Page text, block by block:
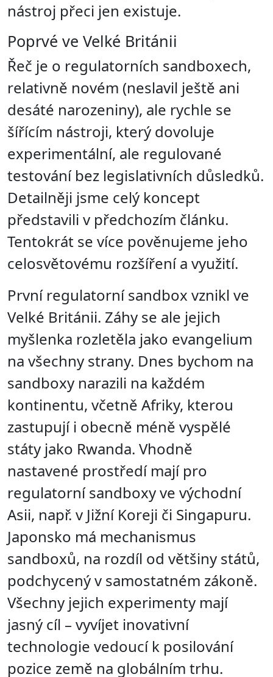
nástroj přeci jen existuje.
Poprvé ve Velké Británii
Řeč je o regulatorních sandboxech,
relativně novém (neslavil ještě ani
desáté narozeniny), ale rychle se
šířícím nástroji, který dovoluje
experimentální, ale regulované
testování bez legislativních důsledků.
Detailněji jsme celý koncept
představili v předchozím článku.
Tentokrát se více pověnujeme jeho
celosvětovému rozšíření a využití.
První regulatorní sandbox vznikl ve
Velké Británii. Záhy se ale jejich
myšlenka rozletěla jako evangelium
na všechny strany. Dnes bychom na
sandboxy narazili na každém
kontinentu, včetně Afriky, kterou
zastupují i obecně méně vyspělé
státy jako Rwanda. Vhodně
nastavené prostředí mají pro
regulatorní sandboxy ve východní
Asii, např. v Jižní Koreji či Singapuru.
Japonsko má mechanismus
sandboxů, na rozdíl od většiny států,
podchycený v samostatném zákoně.
Všechny jejich experimenty mají
jasný cíl – vyvíjet inovativní
technologie vedoucí k posilování
pozice země na globálním trhu.